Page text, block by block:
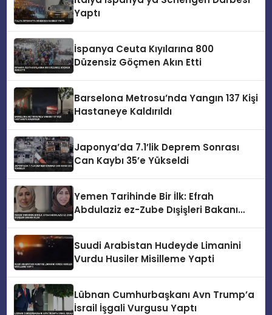
Yaptı
İspanya Ceuta Kıyılarına 800
Düzensiz Göçmen Akın Etti
Barselona Metrosu’nda Yangın 137 Kişi
Hastaneye Kaldırıldı
Japonya’da 7.1’lik Deprem Sonrası
Can Kaybı 35’e Yükseldi
Yemen Tarihinde Bir İlk: Efrah
Abdulaziz ez-Zube Dışişleri Bakanı
Suudi Arabistan Hudeyde Limanini
Vurdu Husiler Misilleme Yapti
Lübnan Cumhurbaşkanı Avn Trump’a
İsrail İşgali Vurgusu Yaptı